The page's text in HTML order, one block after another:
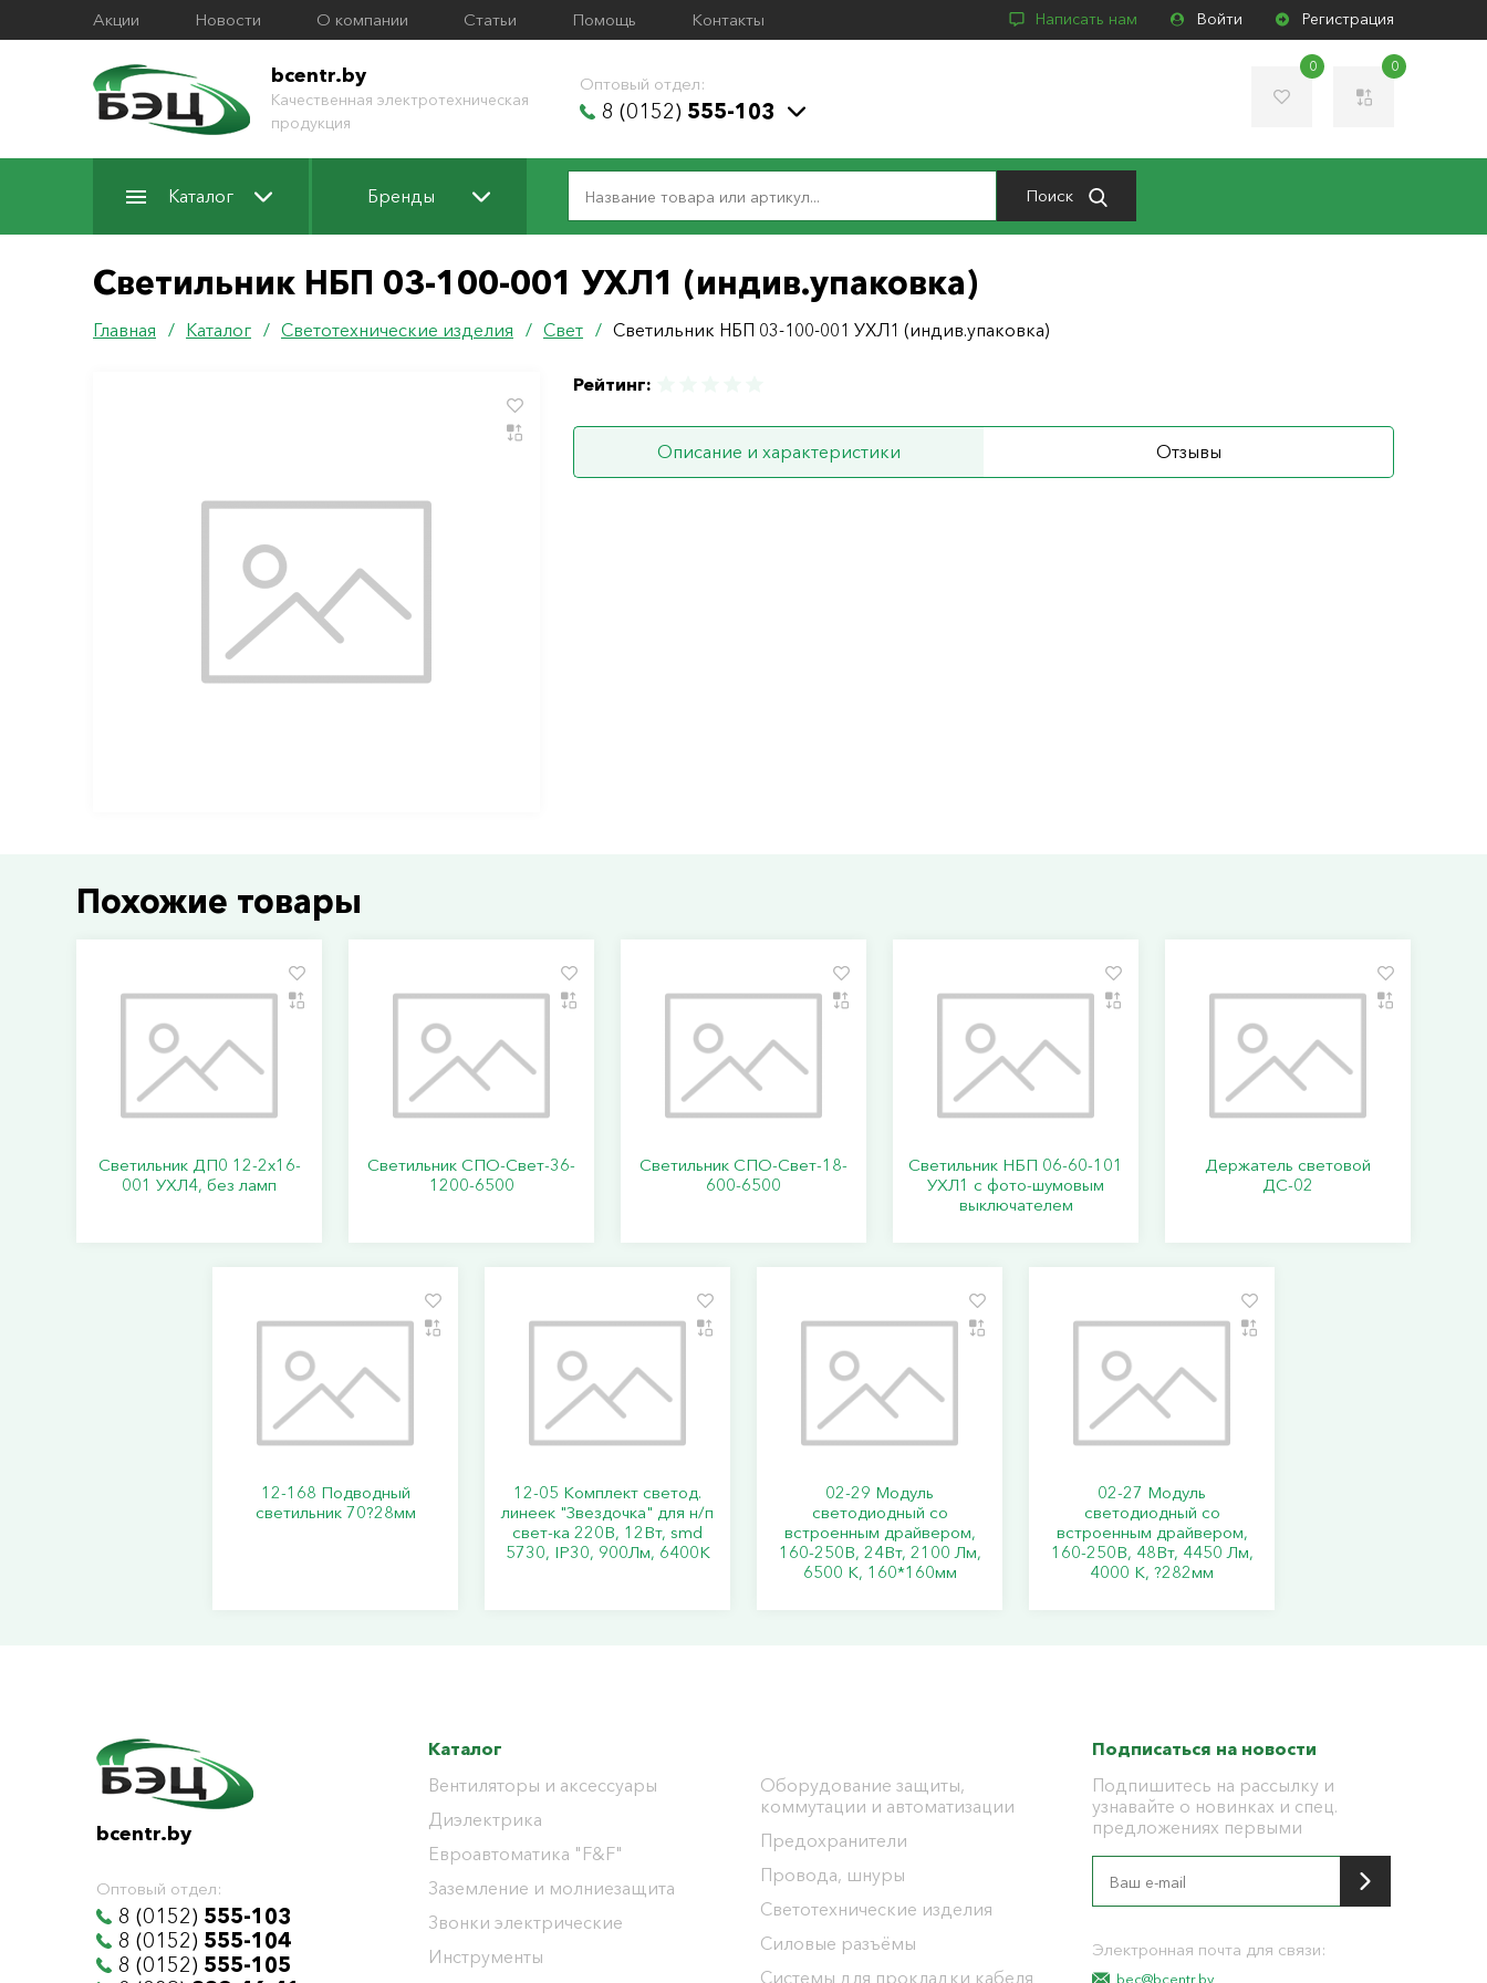
Акции Новости О компании Статьи Помощь Контакты Написать нам Войти Регистрация
bcentr.by
Качественная электротехническая
продукция
Оптовый отдел:
8 (0152) 555-103
0 0
Каталог Бренды Поиск
Светильник НБП 03-100-001 УХЛ1 (индив.упаковка)
Главная / Каталог / Светотехнические изделия / Свет / Светильник НБП 03-100-001 УХЛ1 (индив.упаковка)
Рейтинг:
Описание и характеристики Отзывы
Похожие товары
Светильник ДП0 12-2х16-
001 УХЛ4, без ламп
Светильник СПО-Свет-36-
1200-6500
Светильник СПО-Свет-18-
600-6500
Светильник НБП 06-60-101
УХЛ1 с фото-шумовым
выключателем
Держатель световой
ДС-02
12-168 Подводный
светильник 70?28мм
12-05 Комплект светод.
линеек "Звездочка" для н/п
свет-ка 220В, 12Вт, smd
5730, IP30, 900Лм, 6400К
02-29 Модуль
светодиодный со
встроенным драйвером,
160-250В, 24Вт, 2100 Лм,
6500 К, 160*160мм
02-27 Модуль
светодиодный со
встроенным драйвером,
160-250В, 48Вт, 4450 Лм,
4000 К, ?282мм
bcentr.by
Оптовый отдел:
8 (0152) 555-103
8 (0152) 555-104
8 (0152) 555-105
Каталог
Вентиляторы и аксессуары
Диэлектрика
Евроавтоматика "F&F"
Заземление и молниезащита
Звонки электрические
Инструменты
Оборудование защиты,
коммутации и автоматизации
Предохранители
Провода, шнуры
Светотехнические изделия
Силовые разъёмы
Системы для прокладки кабеля
Подписаться на новости
Подпишитесь на рассылку и
узнавайте о новинках и спец.
предложениях первыми
Электронная почта для связи:
bec@bcentr.by